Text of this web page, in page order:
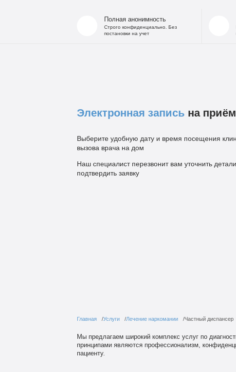
Полная анонимность
Строго конфиденциально. Без
постановки на учет
Электронная запись на приём
Выберите удобную дату и время посещения
вызова врача на дом
Наш специалист перезвонит вам уточнить
подтвердить заявку
Главная Услуги Лечение наркомании Частный диспансер
Мы предлагаем широкий комплекс услуг по
принципами являются профессионализм,
пациенту.